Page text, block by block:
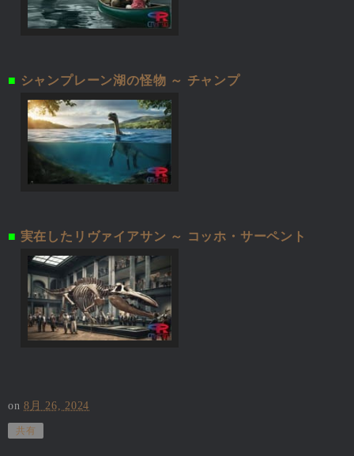
■ シャンプレーン湖の怪物 ～ チャンプ
■ 実在したリヴァイアサン ～ コッホ・サーペント
on8月 26, 2024
共有